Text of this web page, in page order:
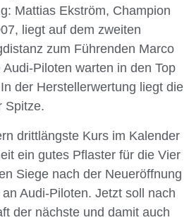
Mattias Ekström, Champion
liegt auf dem zweiten
zum Führenden Marco
Piloten warten in den Top
der Herstellerwertung liegt die
Spitze.
drittlängste Kurs im Kalender
ein gutes Pflaster für die Vier
Siege nach der Neueröffnung
Audi-Piloten. Jetzt soll nach
der nächste und damit auch